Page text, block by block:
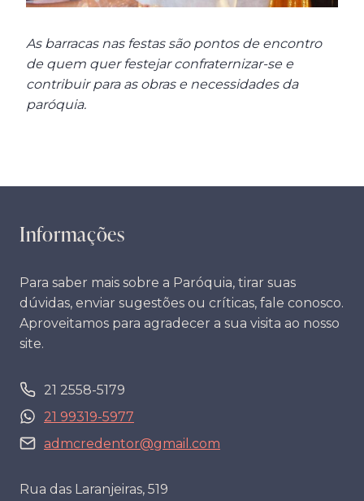
As barracas nas festas são pontos de encontro
de quem quer festejar confraternizar-se e
contribuir para as obras e necessidades da
paróquia.
Informações
Para saber mais sobre a Paróquia, tirar suas
dúvidas, enviar sugestões ou críticas, fale conosco.
Aproveitamos para agradecer a sua visita ao nosso
site.
21 2558-5179
21 99319-5977
admcredentor@gmail.com
Rua das Laranjeiras, 519